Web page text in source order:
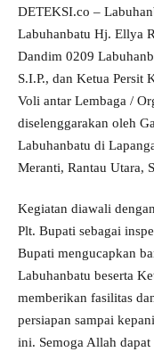
DETEKSI.co –
Labuhanbatu Hj. Ellya
Dandim 0209
S.I.P., dan Ketua
Voli antar Lembaga /
diselenggarakan oleh
Labuhanbatu di
Meranti, Rantau Utara,
Kegiatan diawali
Plt. Bupati sebagai
Bupati mengucapkan
Labuhanbatu beserta
memberikan fasilitas
persiapan sampai
ini. Semoga Allah dapat